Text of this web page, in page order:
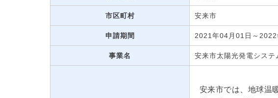
市区町村 安来市
申請期間 2021年04月01日～2022
事業名 安来市太陽光発電システ
安来市では、地球温